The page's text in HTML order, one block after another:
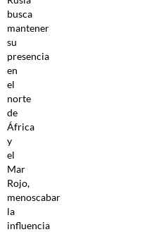
busca
mantener
su
presencia
en
el
norte
de
África
y
el
Mar
Rojo,
menoscabar
la
influencia